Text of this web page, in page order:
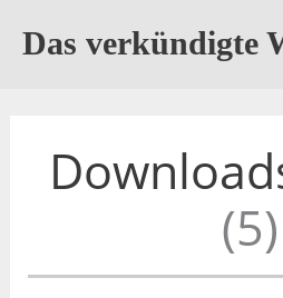
InhaltDas verkündigte
(5)